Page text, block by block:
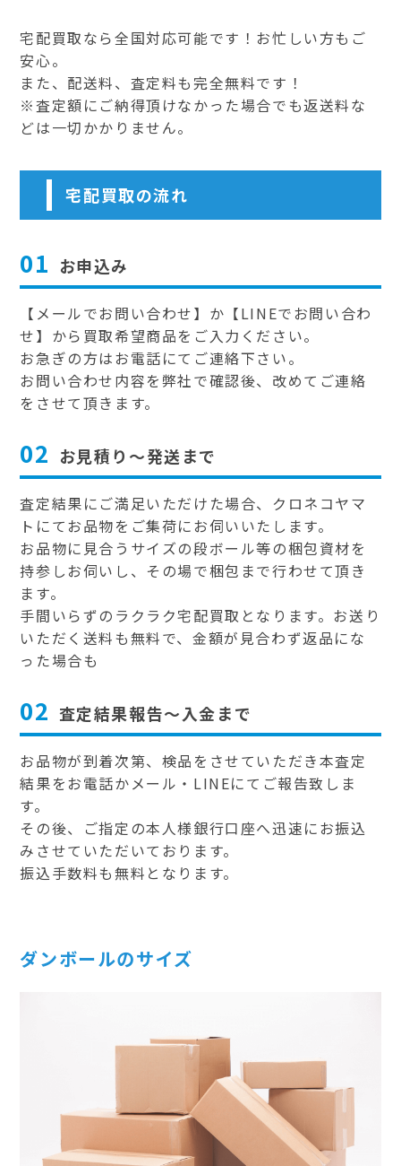
宅配買取なら全国対応可能です！お忙しい方もご
安心。
また、配送料、査定料も完全無料です！
※査定額にご納得頂けなかった場合でも返送料な
どは一切かかりません。
宅配買取の流れ
01 お申込み
【メールでお問い合わせ】か【LINEでお問い合わ
せ】から買取希望商品をご入力ください。
お急ぎの方はお電話にてご連絡下さい。
お問い合わせ内容を弊社で確認後、改めてご連絡
をさせて頂きます。
02 お見積り～発送まで
査定結果にご満足いただけた場合、クロネコヤマ
トにてお品物をご集荷にお伺いいたします。
お品物に見合うサイズの段ボール等の梱包資材を
持参しお伺いし、その場で梱包まで行わせて頂き
ます。
手間いらずのラクラク宅配買取となります。お送り
いただく送料も無料で、金額が見合わず返品にな
った場合も
02 査定結果報告～入金まで
お品物が到着次第、検品をさせていただき本査定
結果をお電話かメール・LINEにてご報告致しま
す。
その後、ご指定の本人様銀行口座へ迅速にお振込
みさせていただいております。
振込手数料も無料となります。
ダンボールのサイズ